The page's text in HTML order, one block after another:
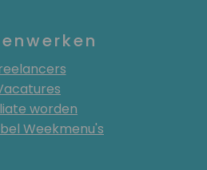
worden
Weekmenu's